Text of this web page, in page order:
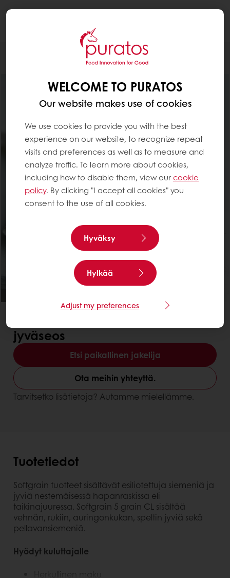
Paranna ravintoarvoa Maun parantaminen
jyväseos
Etsi paikallinen jakelija
Ota meihin yhteyttä.
Tarvitsetko lisätietoja? Autamme mielellämme.
Tuotetiedot
Softgrain tuotteet sisältävät esiliotettuja siemeniä ja
jyviä nestemäisessä hapanraskissa eli
taikinajuuressa. Softgrain 5 grain CL sisältää
vehnän, rukiin, auringonkukan, speltin jyviä sekä
pellavansiemeniä.
Hyödyt kuluttajalle
WELCOME TO PURATOS
Our website makes use of cookies
We use cookies to provide you with the best
experience on our website, to recognize repeat
visits and preferences as well as to measure and
analyze traffic. To learn more about cookies,
including how to disable them, view ourcookie
policy. By clicking "I accept all cookies" you
consent to the use of all cookies.
Hyväksy
Hylkää
Adjust my preferences